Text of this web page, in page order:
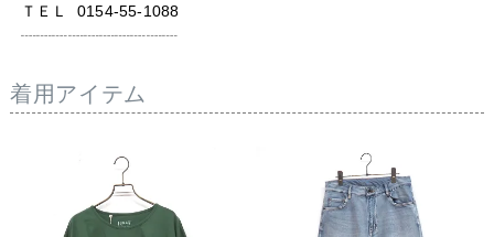
ＴＥＬ  0154-55-1088
┈┈┈┈┈┈┈┈┈┈
着用アイテム